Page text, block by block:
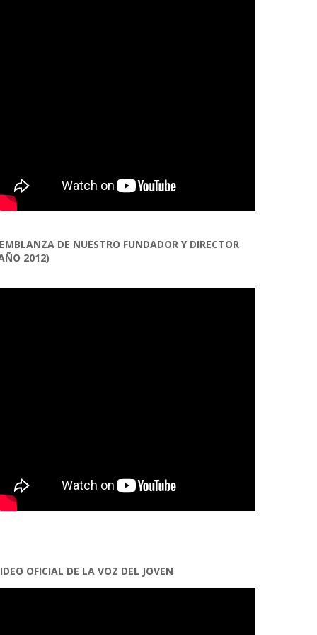
DE NUESTRO FUNDADOR Y DIRECTOR
2012)
OFICIAL DE LA VOZ DEL JOVEN